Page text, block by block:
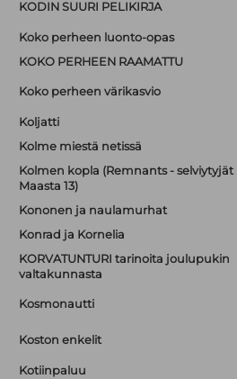
KODIN SUURI PELIKIRJA
Koko perheen luonto-opas
KOKO PERHEEN RAAMATTU
Koko perheen värikasvio
Koljatti
Kolme miestä netissä
Kolmen kopla (Remnants - selviytyjät
Maasta 13)
Kononen ja naulamurhat
Konrad ja Kornelia
KORVATUNTURI tarinoita joulupukin
valtakunnasta
Kosmonautti
Koston enkelit
Kotiinpaluu